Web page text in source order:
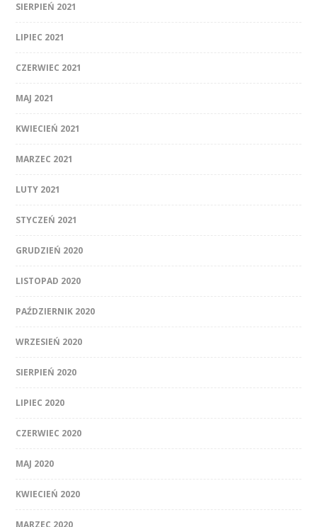
SIERPIEŃ 2021
LIPIEC 2021
CZERWIEC 2021
MAJ 2021
KWIECIEŃ 2021
MARZEC 2021
LUTY 2021
STYCZEŃ 2021
GRUDZIEŃ 2020
LISTOPAD 2020
PAŹDZIERNIK 2020
WRZESIEŃ 2020
SIERPIEŃ 2020
LIPIEC 2020
CZERWIEC 2020
MAJ 2020
KWIECIEŃ 2020